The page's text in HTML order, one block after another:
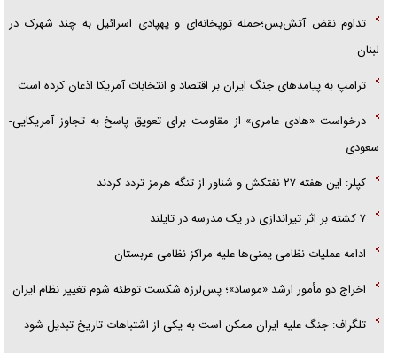
تداوم نقض آتش‌بس؛حمله توپخانه‌ای و پهپادی اسرائیل به چند شهرک در
لبنان
ترامپ به پیامدهای جنگ ایران بر اقتصاد و انتخابات آمریکا اذعان کرده است
درخواست «هادی عامری» از مقاومت برای تعویق پاسخ به تجاوز آمریکایی-
سعودی
کپلر: این هفته ۲۷ نفتکش و شناور از تنگه هرمز تردد کردند
۷ کشته بر اثر تیراندازی در یک مدرسه در تایلند
ادامه عملیات نظامی یمنی‌ها علیه مراکز نظامی عربستان
اخراج دو مأمور ارشد «موساد»؛ پس‌لرزه شکست توطئه شوم تغییر نظام ایران
تلگراف: جنگ علیه ایران ممکن است به یکی از اشتباهات تاریخ تبدیل شود